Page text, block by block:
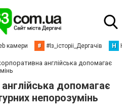
камери # #Із_історіі_Дергачів Н
англійська допомагає
допомагає
непорозумінь